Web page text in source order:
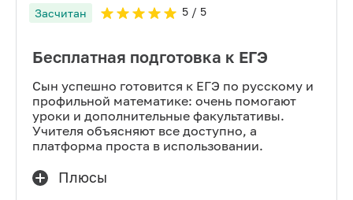
Засчитан 5/ 5
Бесплатная подготовка к ЕГЭ
Сын успешно готовится к ЕГЭ по русскому и
профильной математике: очень помогают
уроки и дополнительные факультативы.
Учителя объясняют все доступно, а
платформа проста в использовании.
Плюсы